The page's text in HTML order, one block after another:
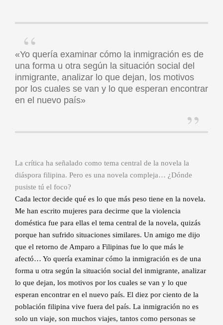
«Yo quería examinar cómo la inmigración es de
una forma u otra según la situación social del
inmigrante, analizar lo que dejan, los motivos
por los cuales se van y lo que esperan encontrar
en el nuevo país»
La crítica ha señalado como tema central de la novela la
diáspora filipina. Pero es una novela compleja… ¿Dónde
pusiste tú el foco?
Cada lector decide qué es lo que más peso tiene en la novela.
Me han escrito mujeres para decirme que la violencia
doméstica fue para ellas el tema central de la novela, quizás
porque han sufrido situaciones similares. Un amigo me dijo
que el retorno de Amparo a Filipinas fue lo que más le
afectó… Yo quería examinar cómo la inmigración es de una
forma u otra según la situación social del inmigrante, analizar
lo que dejan, los motivos por los cuales se van y lo que
esperan encontrar en el nuevo país. El diez por ciento de la
población filipina vive fuera del país. La inmigración no es
solo un viaje, son muchos viajes, tantos como personas se